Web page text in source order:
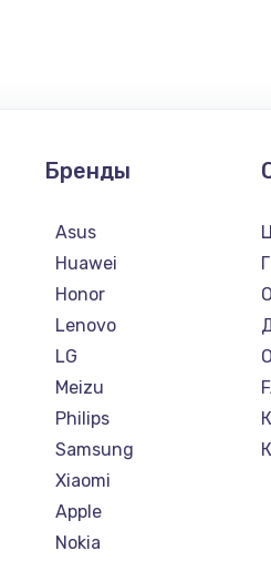
Бренды
Asus
Huawei
Honor
Lenovo
LG
Meizu
Philips
Samsung
Xiaomi
Apple
Nokia